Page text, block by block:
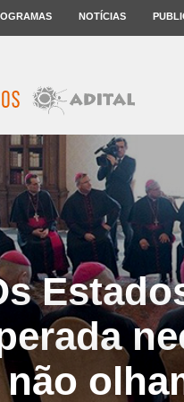
NOTÍCIAS
não